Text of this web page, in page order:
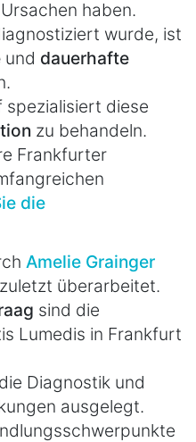
haben.
wurde, ist
und dauerhafte
spezialisiert diese
zu behandeln.
Frankfurter
die
Amelie Grainger
überarbeitet.
sind die
Lumedis in Frankfurt
Diagnostik und
ausgelegt.